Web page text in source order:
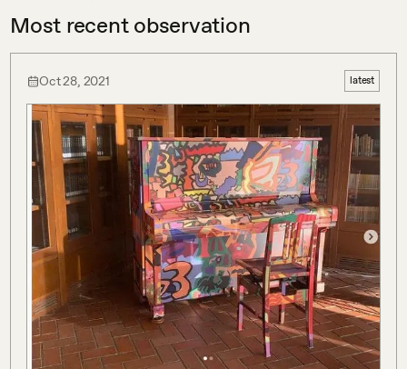
Most recent observation
Oct 28, 2021 latest